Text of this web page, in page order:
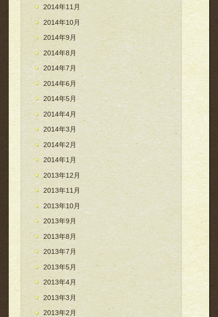
2014年11月
2014年10月
2014年9月
2014年8月
2014年7月
2014年6月
2014年5月
2014年4月
2014年3月
2014年2月
2014年1月
2013年12月
2013年11月
2013年10月
2013年9月
2013年8月
2013年7月
2013年5月
2013年4月
2013年3月
2013年2月